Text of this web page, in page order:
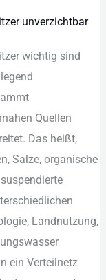
unverzichtbar
wichtig sind
Quellen
D‬as heißt,
Salze, organische
Landnutzung,
e‬in Verteilnetz